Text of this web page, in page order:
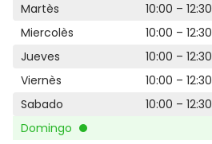
Martès
10:00 – 12:30
Miercolès
10:00 – 12:30
Jueves
10:00 – 12:30
Viernès
10:00 – 12:30
Sabado
10:00 – 12:30
Domingo